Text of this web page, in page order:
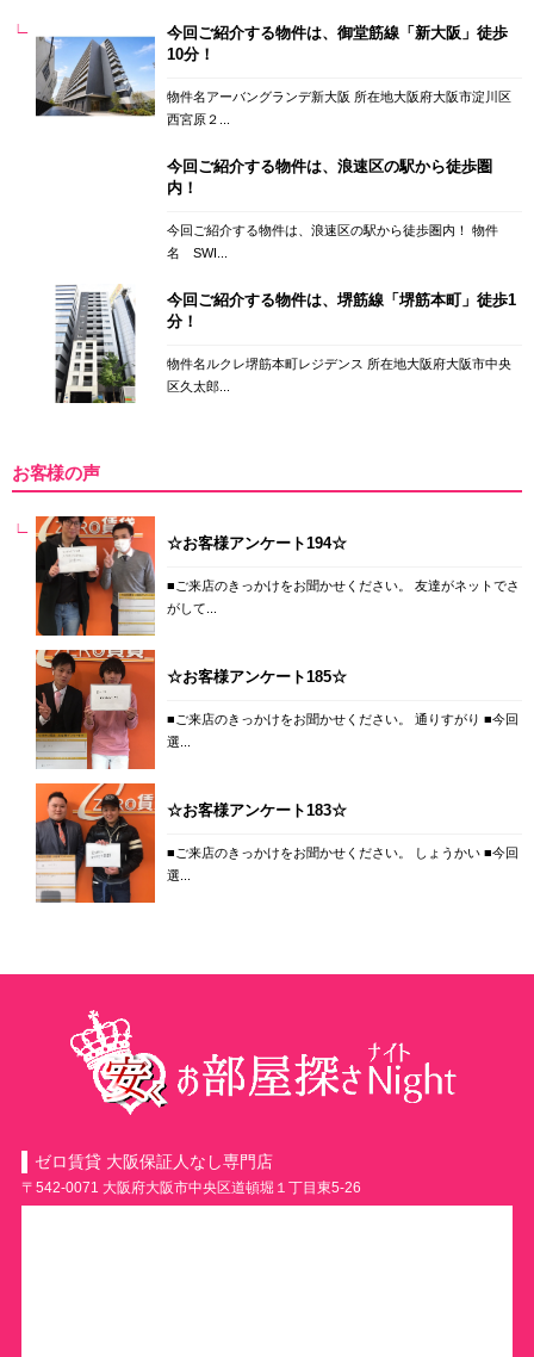
今回ご紹介する物件は、御堂筋線「新大阪」徒歩
10分！
物件名アーバングランデ新大阪 所在地大阪府大阪市淀川区
西宮原２...
今回ご紹介する物件は、浪速区の駅から徒歩圏
内！
今回ご紹介する物件は、浪速区の駅から徒歩圏内！ 物件
名 SWI...
今回ご紹介する物件は、堺筋線「堺筋本町」徒歩1
分！
物件名ルクレ堺筋本町レジデンス 所在地大阪府大阪市中央
区久太郎...
お客様の声
☆お客様アンケート194☆
■ご来店のきっかけをお聞かせください。 友達がネットでさ
がして...
☆お客様アンケート185☆
■ご来店のきっかけをお聞かせください。 通りすがり ■今回
選...
☆お客様アンケート183☆
■ご来店のきっかけをお聞かせください。 しょうかい ■今回
選...
ゼロ賃貸 大阪保証人なし専門店
〒542-0071 大阪府大阪市中央区道頓堀１丁目東5-26